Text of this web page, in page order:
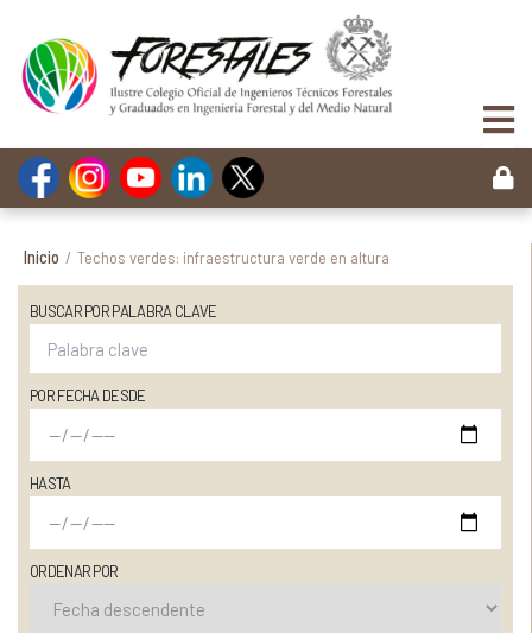
Inicio / Techos verdes: infraestructura verde en altura
BUSCAR POR PALABRA CLAVE
POR FECHA DESDE
HASTA
ORDENAR POR